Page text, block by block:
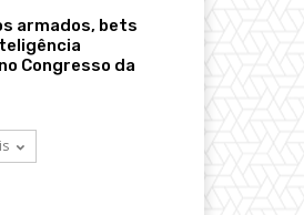
armados, bets
Congresso da